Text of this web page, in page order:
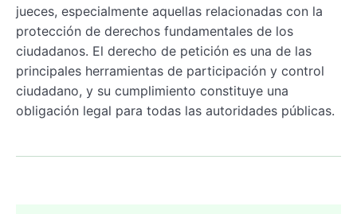
jueces, especialmente aquellas relacionadas con la
protección de derechos fundamentales de los
ciudadanos. El derecho de petición es una de las
principales herramientas de participación y control
ciudadano, y su cumplimiento constituye una
obligación legal para todas las autoridades públicas.